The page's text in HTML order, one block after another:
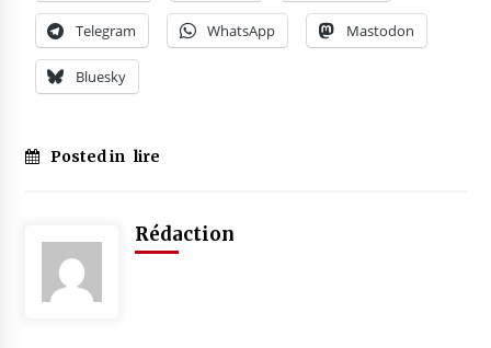
Telegram WhatsApp Mastodon
Bluesky
Posted in lire
Rédaction